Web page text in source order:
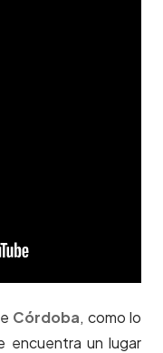
Córdoba, como lo
encuentra un lugar